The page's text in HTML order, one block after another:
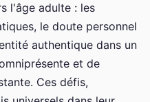
l'âge adulte : les
le doute personnel
authentique dans un
et de
Ces défis,